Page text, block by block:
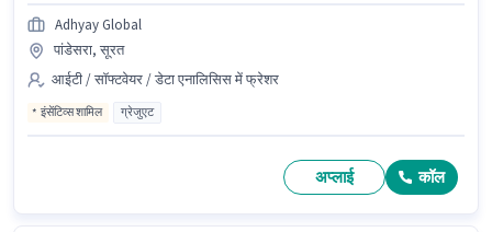
Adhyay Global
पांडेसरा, सूरत
आईटी / सॉफ्टवेयर / डेटा एनालिसिस में फ्रेशर
इंसेंटिव्स शामिल ग्रेजुएट
अप्लाई कॉल